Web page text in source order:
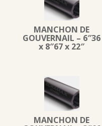
MANCHON DE
GOUVERNAIL – 6″36
x 8″67 x 22″
MANCHON DE